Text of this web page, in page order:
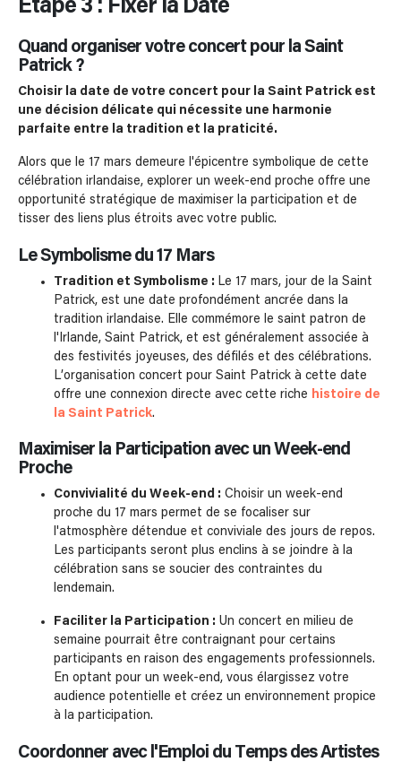
Étape 3 : Fixer la Date
Quand organiser votre concert pour la Saint
Patrick ?
Choisir la date de votre concert pour la Saint Patrick est
une décision délicate qui nécessite une harmonie
parfaite entre la tradition et la praticité.
Alors que le 17 mars demeure l'épicentre symbolique de cette
célébration irlandaise, explorer un week-end proche offre une
opportunité stratégique de maximiser la participation et de
tisser des liens plus étroits avec votre public.
Le Symbolisme du 17 Mars
Tradition et Symbolisme : Le 17 mars, jour de la Saint
Patrick, est une date profondément ancrée dans la
tradition irlandaise. Elle commémore le saint patron de
l'Irlande, Saint Patrick, et est généralement associée à
des festivités joyeuses, des défilés et des célébrations.
L’organisation concert pour Saint Patrick à cette date
offre une connexion directe avec cette riche histoire de
la Saint Patrick.
Maximiser la Participation avec un Week-end
Proche
Convivialité du Week-end : Choisir un week-end
proche du 17 mars permet de se focaliser sur
l'atmosphère détendue et conviviale des jours de repos.
Les participants seront plus enclins à se joindre à la
célébration sans se soucier des contraintes du
lendemain.
Faciliter la Participation : Un concert en milieu de
semaine pourrait être contraignant pour certains
participants en raison des engagements professionnels.
En optant pour un week-end, vous élargissez votre
audience potentielle et créez un environnement propice
à la participation.
Coordonner avec l'Emploi du Temps des Artistes